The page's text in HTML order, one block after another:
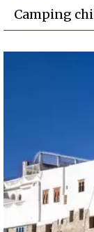
Camping